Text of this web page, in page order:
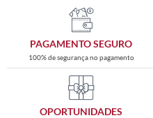
PAGAMENTO SEGURO
100% de segurança no pagamento
OPORTUNIDADES